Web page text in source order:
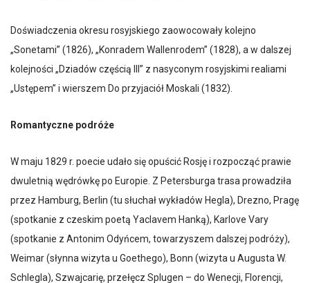
Doświadczenia okresu rosyjskiego zaowocowały kolejno
„Sonetami” (1826), „Konradem Wallenrodem” (1828), a w dalszej
kolejności „Dziadów częścią III” z nasyconym rosyjskimi realiami
„Ustępem” i wierszem Do przyjaciół Moskali (1832).
Romantyczne podróże
W maju 1829 r. poecie udało się opuścić Rosję i rozpocząć prawie
dwuletnią wędrówkę po Europie. Z Petersburga trasa prowadziła
przez Hamburg, Berlin (tu słuchał wykładów Hegla), Drezno, Pragę
(spotkanie z czeskim poetą Yaclavem Hanką), Karlove Vary
(spotkanie z Antonim Odyńcem, towarzyszem dalszej podróży),
Weimar (słynna wizyta u Goethego), Bonn (wizyta u Augusta W.
Schlegla), Szwajcarię, przełęcz Splugen – do Wenecji, Florencji,